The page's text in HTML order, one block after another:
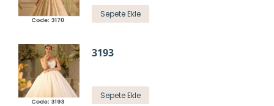
Sepete Ekle
3193
Sepete Ekle